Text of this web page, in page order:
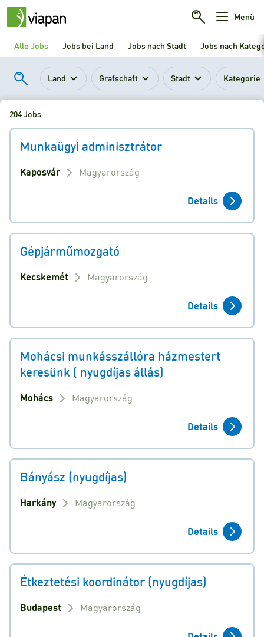
Menü
Alle Jobs Jobs bei Land Jobs nach Stadt Jobs nach
Land Grafschaft Stadt Kategorie
204 Jobs
Munkaügyi adminisztrátor
Kaposvár Magyarország
Details
Gépjárműmozgató
Kecskemét Magyarország
Details
Mohácsi munkásszállóra házmestert
keresünk ( nyugdíjas állás)
Mohács Magyarország
Details
Bányász (nyugdíjas)
Harkány Magyarország
Details
Étkeztetési koordinátor (nyugdíjas)
Budapest Magyarország